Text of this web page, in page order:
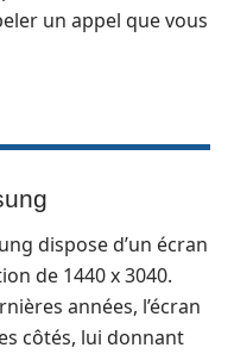
un appel que vous
dispose d’un écran
de 1440 x 3040.
années, l’écran
côtés, lui donnant